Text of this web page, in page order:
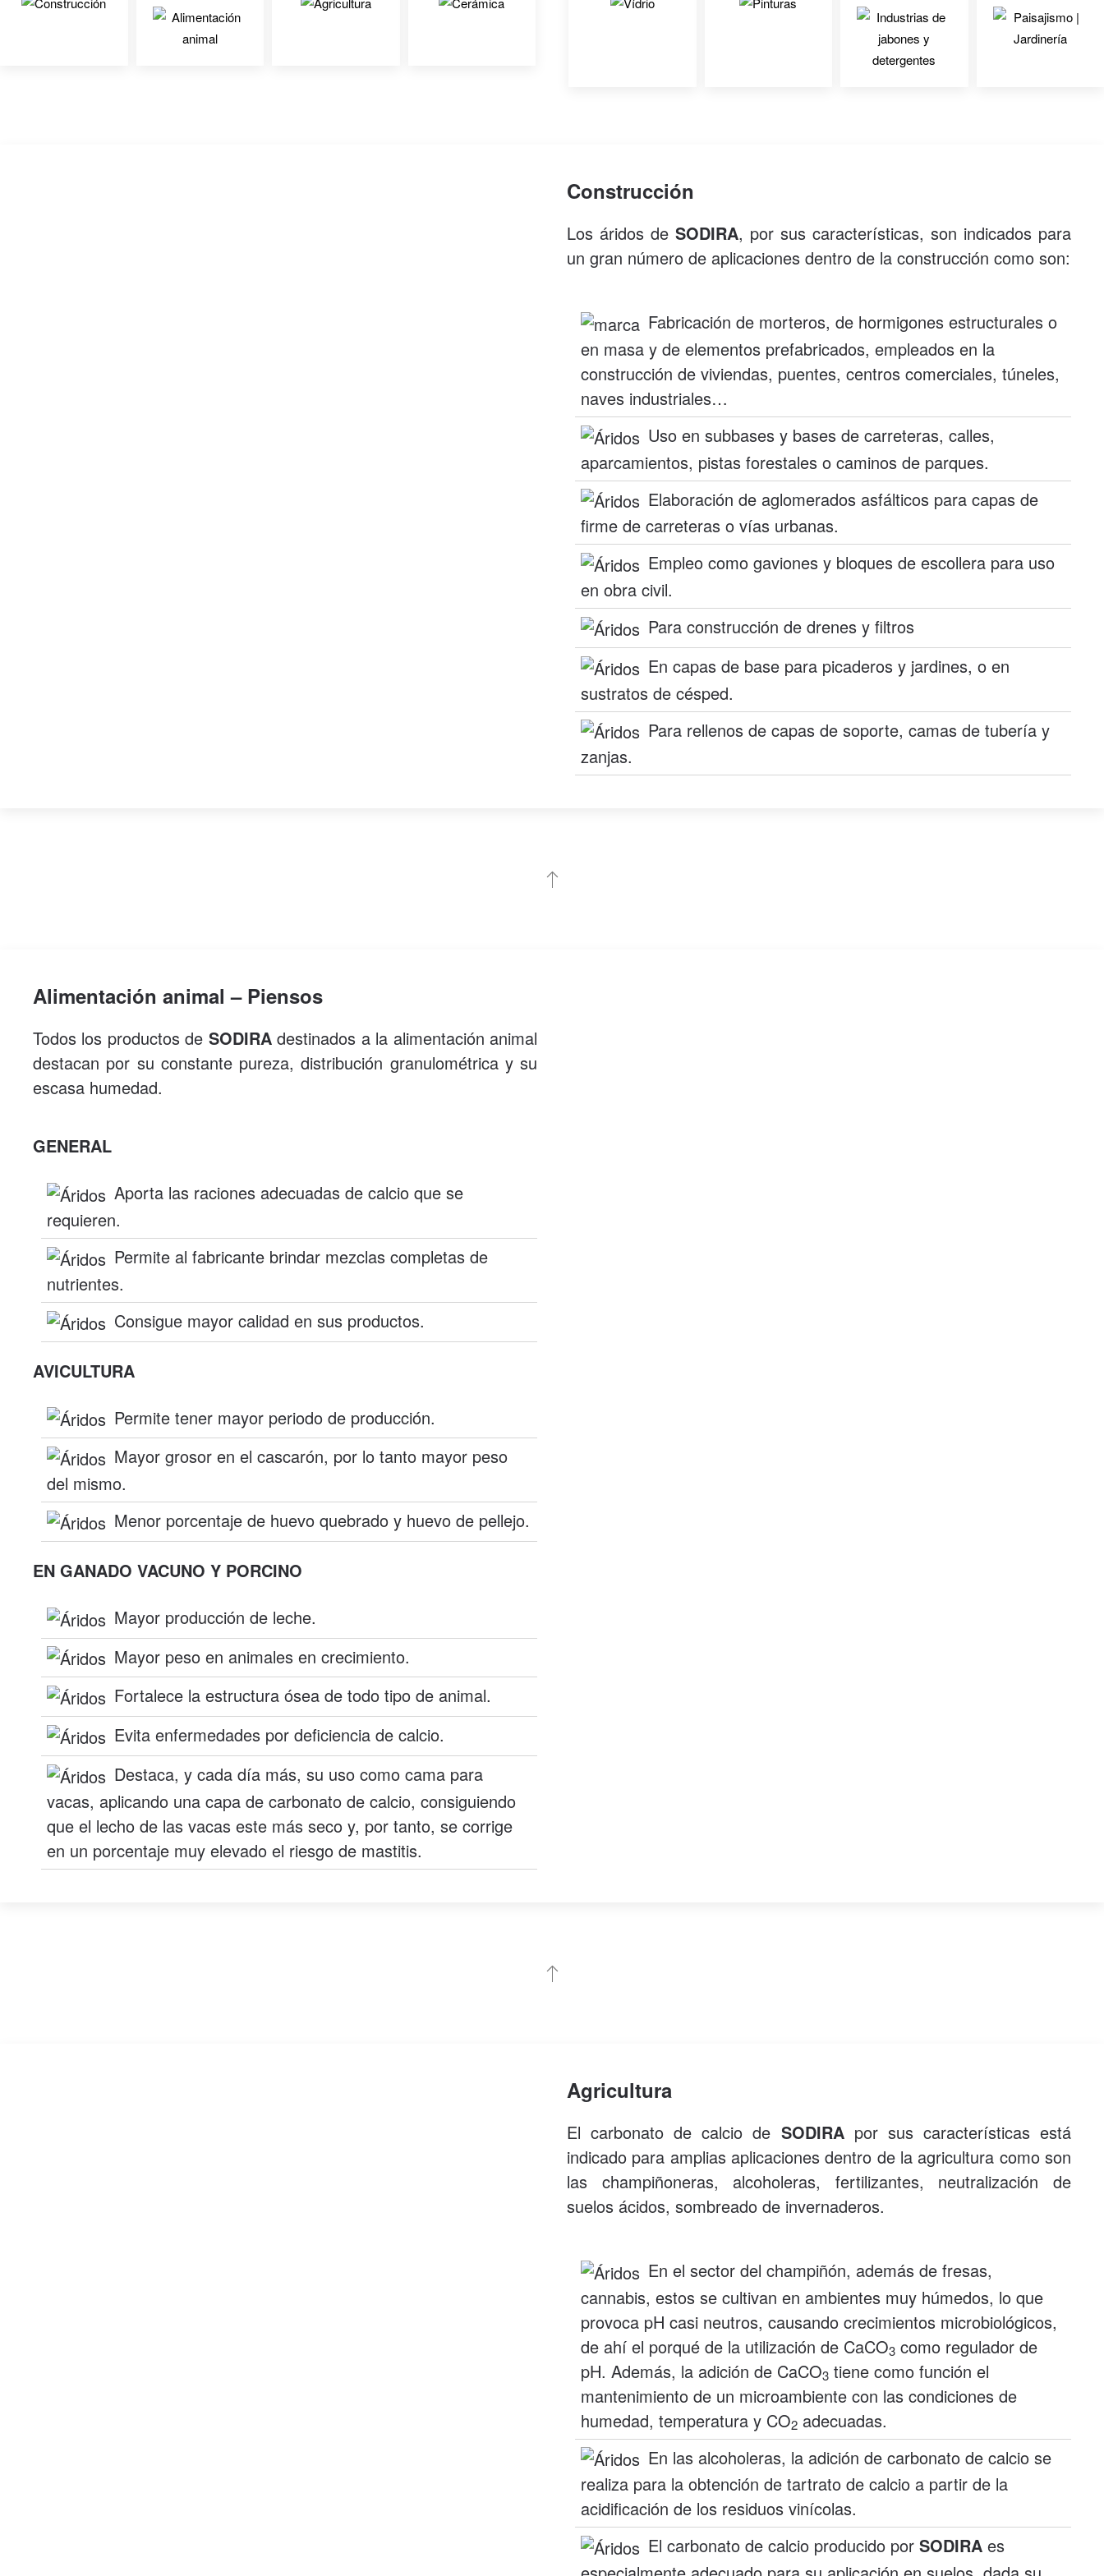
Construcción
Los áridos de SODIRA, por sus características, son indicados para
un gran número de aplicaciones dentro de la construcción como son:
Fabricación de morteros, de hormigones estructurales o
en masa y de elementos prefabricados, empleados en la
construcción de viviendas, puentes, centros comerciales, túneles,
naves industriales…
Uso en subbases y bases de carreteras, calles,
aparcamientos, pistas forestales o caminos de parques.
Elaboración de aglomerados asfálticos para capas de
firme de carreteras o vías urbanas.
Empleo como gaviones y bloques de escollera para uso
en obra civil.
Para construcción de drenes y filtros
En capas de base para picaderos y jardines, o en
sustratos de césped.
Para rellenos de capas de soporte, camas de tubería y
zanjas.
Alimentación animal – Piensos
Todos los productos de SODIRAdestinados a la alimentación animal
destacan por su constante pureza, distribución granulométrica y su
escasa humedad.
GENERAL
Aporta las raciones adecuadas de calcio que se
requieren.
Permite al fabricante brindar mezclas completas de
nutrientes.
Consigue mayor calidad en sus productos.
AVICULTURA
Permite tener mayor periodo de producción.
Mayor grosor en el cascarón, por lo tanto mayor peso
del mismo.
Menor porcentaje de huevo quebrado y huevo de pellejo.
EN GANADO VACUNO Y PORCINO
Mayor producción de leche.
Mayor peso en animales en crecimiento.
Fortalece la estructura ósea de todo tipo de animal.
Evita enfermedades por deficiencia de calcio.
Destaca, y cada día más, su uso como cama para
vacas, aplicando una capa de carbonato de calcio, consiguiendo
que el lecho de las vacas este más seco y, por tanto, se corrige
en un porcentaje muy elevado el riesgo de mastitis.
Agricultura
El carbonato de calcio de SODIRApor sus características está
indicado para amplias aplicaciones dentro de la agricultura como son
las champiñoneras, alcoholeras, fertilizantes, neutralización de
suelos ácidos, sombreado de invernaderos.
En el sector del champiñón, además de fresas,
cannabis, estos se cultivan en ambientes muy húmedos, lo que
provoca pH casi neutros, causando crecimientos microbiológicos,
de ahí el porqué de la utilización de CaCO3 como regulador de
pH. Además, la adición de CaCO3 tiene como función el
mantenimiento de un microambiente con las condiciones de
humedad, temperatura y CO2 adecuadas.
En las alcoholeras, la adición de carbonato de calcio se
realiza para la obtención de tartrato de calcio a partir de la
acidificación de los residuos vinícolas.
El carbonato de calcio producido por SODIRA es